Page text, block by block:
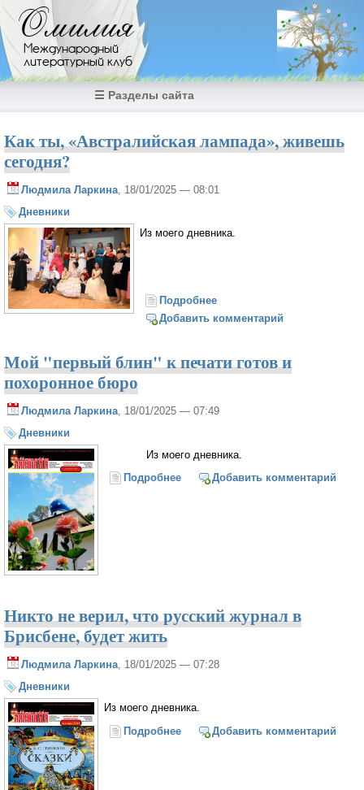
Перейти к основному содержанию
Омилия
Международный
литературный клуб
☰ Разделы сайта
Как ты, «Австралийская лампада», живешь
сегодня?
Людмила Ларкина , 18/01/2025 — 08:01
Дневники
Из моего дневника.
Подробнее
лампада», живешь
Добавить комментарий
Мой "первый блин" к печати готов и
похоронное бюро
Людмила Ларкина, 18/01/2025 — 07:49
Дневники
Из моего дневника.
Подробнее о Мой "первый блин" к печати
Добавить комментарий
Никто не верил, что русский журнал в
Брисбене, будет жить
Людмила Ларкина , 18/01/2025 — 07:28
Дневники
Из моего дневника.
Подробнее о Никто не верил, что русский
Добавить комментарий